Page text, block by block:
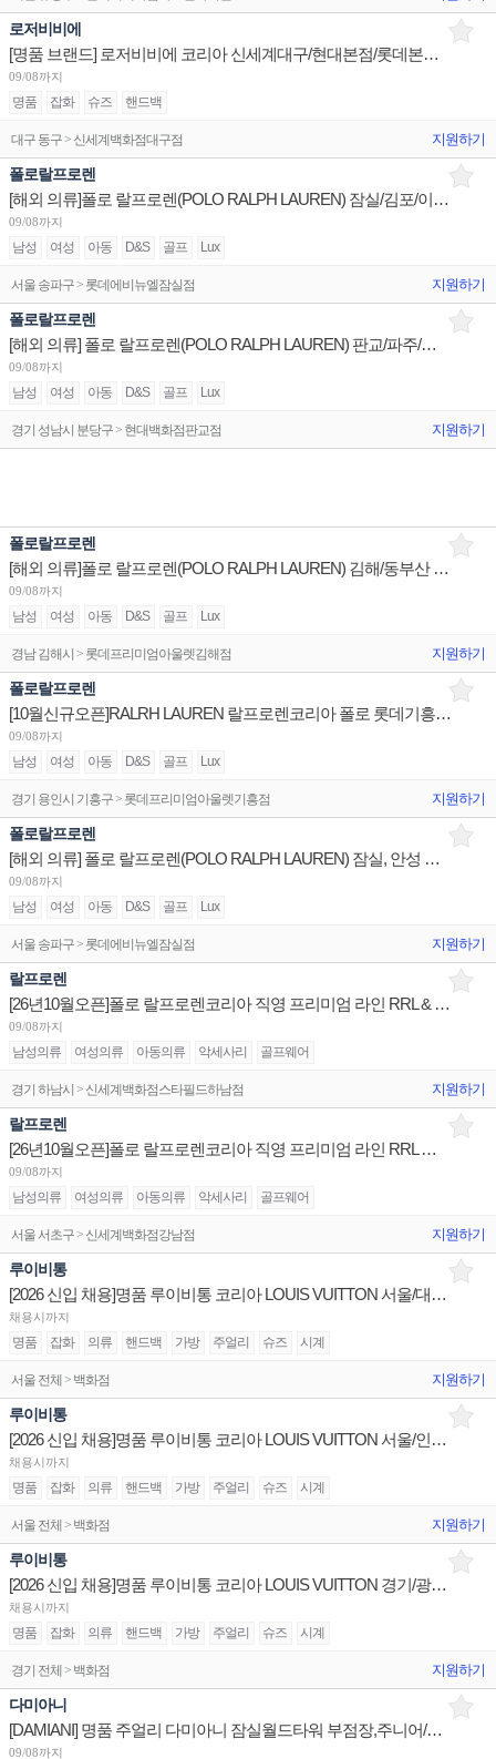
로저비비에
[명품 브랜드] 로저비비에 코리아 신세계대구/현대본점/롯데본점 판매사원 채용
09/08까지
명품 잡화 슈즈 핸드백
대구 동구 > 신세계백화점대구점 지원하기
폴로랄프로렌
[해외 의류]폴로 랄프로렌(POLO RALPH LAUREN) 잠실/김포/이천 매장 부매니저/판매사원 채용
09/08까지
남성 여성 아동 D&S 골프 Lux
서울 송파구 > 롯데에비뉴엘잠실점 지원하기
폴로랄프로렌
[해외 의류] 폴로 랄프로렌(POLO RALPH LAUREN) 판교/파주/여주 매장 부매니저/판매사원 채용
09/08까지
남성 여성 아동 D&S 골프 Lux
경기 성남시 분당구 > 현대백화점판교점 지원하기
폴로랄프로렌
[해외 의류]폴로 랄프로렌(POLO RALPH LAUREN) 김해/동부산 아울렛 부매니저/판매사원 채용
09/08까지
남성 여성 아동 D&S 골프 Lux
경남 김해시 > 롯데프리미엄아울렛김해점 지원하기
폴로랄프로렌
[10월신규오픈]RALRH LAUREN 랄프로렌코리아 폴로 롯데기흥 아울렛 점장/부점장/시니어/주니어 채용
09/08까지
남성 여성 아동 D&S 골프 Lux
경기 용인시 기흥구 > 롯데프리미엄아울렛기흥점 지원하기
폴로랄프로렌
[해외 의류] 폴로 랄프로렌(POLO RALPH LAUREN) 잠실, 안성 부점장/청담플래그십 점장,부점장
09/08까지
남성 여성 아동 D&S 골프 Lux
서울 송파구 > 롯데에비뉴엘잠실점 지원하기
랄프로렌
[26년10월오픈]폴로 랄프로렌코리아 직영 프리미엄 라인 RRL & M&W Polo 하남스타필드 오픈 멤버
09/08까지
남성의류 여성의류 아동의류 악세사리 골프웨어
경기 하남시 > 신세계백화점스타필드하남점 지원하기
랄프로렌
[26년10월오픈]폴로 랄프로렌코리아 직영 프리미엄 라인 RRL 신세계강남 부점장/시니어/주니어 채용
09/08까지
남성의류 여성의류 아동의류 악세사리 골프웨어
서울 서초구 > 신세계백화점강남점 지원하기
루이비통
[2026 신입 채용]명품 루이비통 코리아 LOUIS VUITTON 서울/대전/부산 매장 신입 판매사원 채용
채용시까지
명품 잡화 의류 핸드백 가방 주얼리 슈즈 시계
서울 전체 > 백화점 지원하기
루이비통
[2026 신입 채용]명품 루이비통 코리아 LOUIS VUITTON 서울/인천/대구 매장 신입 판매사원 채용
채용시까지
명품 잡화 의류 핸드백 가방 주얼리 슈즈 시계
서울 전체 > 백화점 지원하기
루이비통
[2026 신입 채용]명품 루이비통 코리아 LOUIS VUITTON 경기/광주/울산 매장 신입 판매사원 채용
채용시까지
명품 잡화 의류 핸드백 가방 주얼리 슈즈 시계
경기 전체 > 백화점 지원하기
다미아니
[DAMIANI] 명품 주얼리 다미아니 잠실월드타워 부점장,주니어/현대판교,롯데본점 슈퍼바이저,시니어 채용
09/08까지